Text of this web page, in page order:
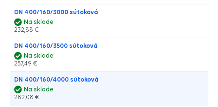
DN 400/160/3000 sútoková
Na sklade
232,88 €
DN 400/160/3500 sútoková
Na sklade
257,49 €
DN 400/160/4000 sútoková
Na sklade
282,08 €